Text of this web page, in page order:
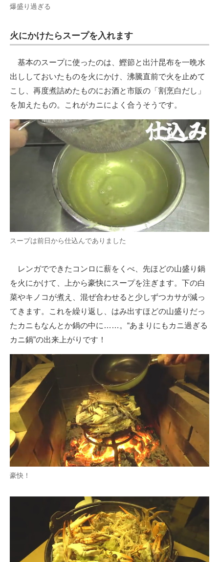
爆盛り過ぎる
火にかけたらスープを入れます
基本のスープに使ったのは、鰹節と出汁昆布を一晩水
出ししておいたものを火にかけ、沸騰直前で火を止めて
こし、再度煮詰めたものにお酒と市販の「割烹白だし」
を加えたもの。これがカニによく合うそうです。
スープは前日から仕込んでありました
レンガでできたコンロに薪をくべ、先ほどの山盛り鍋
を火にかけて、上から豪快にスープを注ぎます。下の白
菜やキノコが煮え、混ぜ合わせると少しずつカサが減っ
てきます。これを繰り返し、はみ出すほどの山盛りだっ
たカニもなんとか鍋の中に……。“あまりにもカニ過ぎる
カニ鍋”の出来上がりです！
豪快！